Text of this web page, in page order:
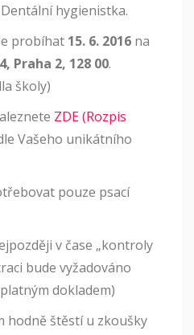
hygienistka.
probíhat 15. 6. 2016 na
Praha 2, 128 00.
školy)
ZDE (Rozpis
Vašeho unikátního
pouze psací
v čase „kontroly
bude vyžadováno
dokladem)
hodně štěstí u zkoušky